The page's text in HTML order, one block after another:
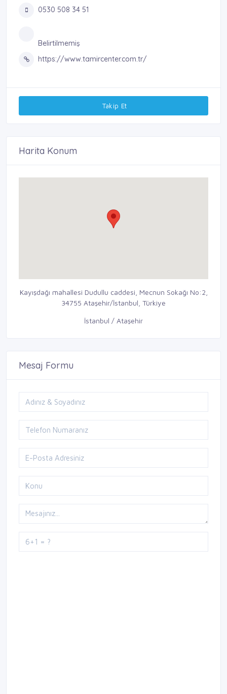
0530 508 34 51
Belirtilmemiş
https://www.tamircenter.com.tr/
Takip Et
Harita Konum
Kayışdağı mahallesi Dudullu caddesi, Mecnun Sokağı No:2,
34755 Ataşehir/İstanbul, Türkiye
İstanbul / Ataşehir
Mesaj Formu